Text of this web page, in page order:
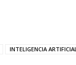
INTELIGENCIA